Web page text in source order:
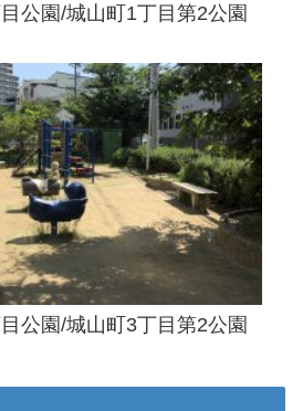
公園/城山町1丁目第2公園
公園/城山町3丁目第2公園